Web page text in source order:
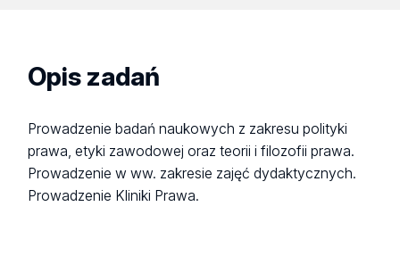
Opis zadań
Prowadzenie badań naukowych z zakresu polityki
prawa, etyki zawodowej oraz teorii i filozofii prawa.
Prowadzenie w ww. zakresie zajęć dydaktycznych.
Prowadzenie Kliniki Prawa.